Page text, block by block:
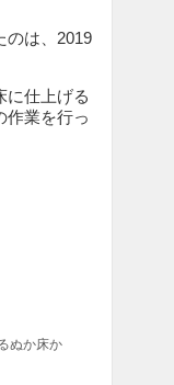
のは、2019
に仕上げる
作業を行っ
ぬか床か